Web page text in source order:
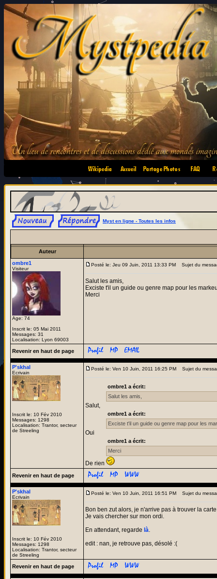
•
Myst en ligne - Toutes les infos
Auteur
ombre1
Visiteur
Age: 74
Inscrit le: 05 Mai 2011
Messages: 31
Localisation: Lyon 69003
Posté le: Jeu 09 Juin, 2011 13:33 PM Sujet du
Salut les amis,
Exciste t'il un guide ou genre map pour les
Merci
Revenir en haut de page
P'skhal
Ecrivain
Inscrit le: 10 Fév 2010
Messages: 1298
Localisation: Trantor, secteur
de Streeling
Posté le: Ven 10 Juin, 2011 16:25 PM Sujet du
ombre1 a écrit:
Salut les amis,
Salut,
ombre1 a écrit:
Exciste t'il un guide ou genre map pour les
Oui
ombre1 a écrit:
Merci
De rien
Revenir en haut de page
P'skhal
Ecrivain
Inscrit le: 10 Fév 2010
Messages: 1298
Localisation: Trantor, secteur
de Streeling
Posté le: Ven 10 Juin, 2011 16:51 PM Sujet du
Bon ben zut alors, je n'arrive pas à trouver la
Je vais chercher sur mon ordi.
En attendant, regarde là.
edit : nan, je retrouve pas, désolé :(
Revenir en haut de page